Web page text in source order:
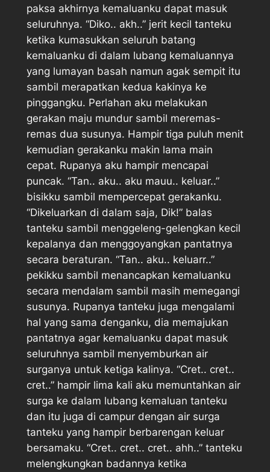
paksa akhirnya kemaluanku dapat masuk
seluruhnya. “Diko.. akh..” jerit kecil tanteku
ketika kumasukkan seluruh batang
kemaluanku di dalam lubang kemaluannya
yang lumayan basah namun agak sempit itu
sambil merapatkan kedua kakinya ke
pinggangku. Perlahan aku melakukan
gerakan maju mundur sambil meremas-
remas dua susunya. Hampir tiga puluh menit
kemudian gerakanku makin lama main
cepat. Rupanya aku hampir mencapai
puncak. “Tan.. aku.. aku mauu.. keluar..”
bisikku sambil mempercepat gerakanku.
“Dikeluarkan di dalam saja, Dik!” balas
tanteku sambil menggeleng-gelengkan kecil
kepalanya dan menggoyangkan pantatnya
secara beraturan. “Tan.. aku.. keluarr..”
pekikku sambil menancapkan kemaluanku
secara mendalam sambil masih memegangi
susunya. Rupanya tanteku juga mengalami
hal yang sama denganku, dia memajukan
pantatnya agar kemaluanku dapat masuk
seluruhnya sambil menyemburkan air
surganya untuk ketiga kalinya. “Cret.. cret..
cret..” hampir lima kali aku memuntahkan air
surga ke dalam lubang kemaluan tanteku
dan itu juga di campur dengan air surga
tanteku yang hampir berbarengan keluar
bersamaku. “Cret.. cret.. cret.. ahh..” tanteku
melengkungkan badannya ketika